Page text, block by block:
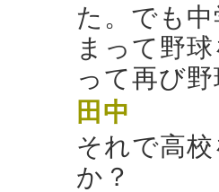
た。でも
まって野
って再び
田中
それで高
か？